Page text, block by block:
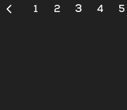
1 2 3 4 5